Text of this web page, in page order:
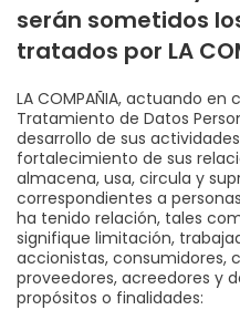
serán sometidos
tratados por LA
LA COMPAÑIA, actuando en
Tratamiento de Datos
desarrollo de sus
fortalecimiento de sus
almacena, usa, circula y
correspondientes a
ha tenido relación, tales
signifique limitación,
accionistas, consumidores,
proveedores, acreedores y
propósitos o finalidades: